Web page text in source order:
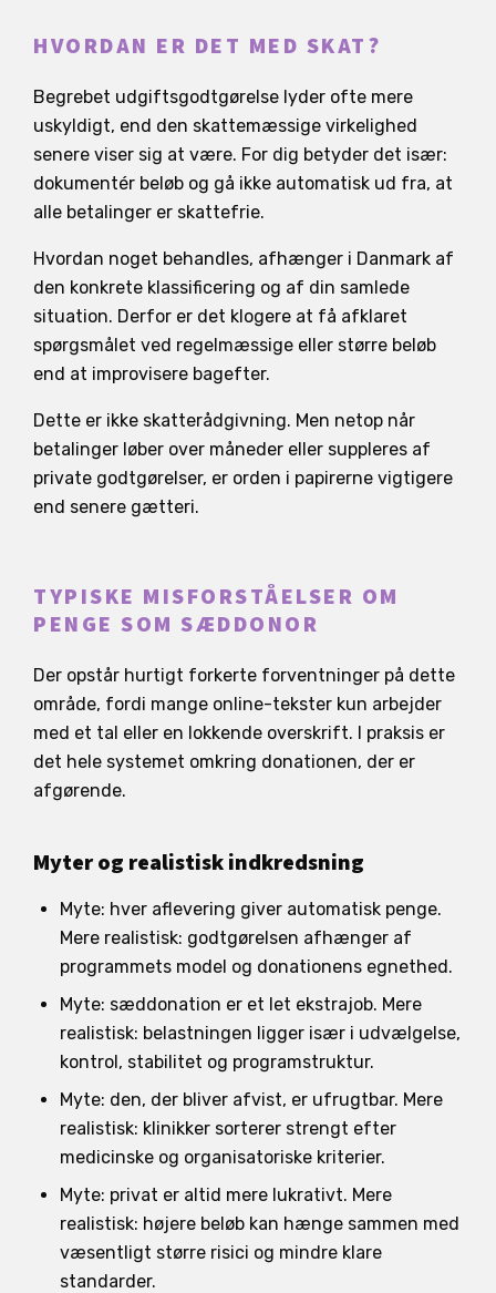
HVORDAN ER DET MED SKAT?
Begrebet udgiftsgodtgørelse lyder ofte mere
uskyldigt, end den skattemæssige virkelighed
senere viser sig at være. For dig betyder det især:
dokumentér beløb og gå ikke automatisk ud fra, at
alle betalinger er skattefrie.
Hvordan noget behandles, afhænger i Danmark af
den konkrete klassificering og af din samlede
situation. Derfor er det klogere at få afklaret
spørgsmålet ved regelmæssige eller større beløb
end at improvisere bagefter.
Dette er ikke skatterådgivning. Men netop når
betalinger løber over måneder eller suppleres af
private godtgørelser, er orden i papirerne vigtigere
end senere gætteri.
TYPISKE MISFORSTÅELSER OM
PENGE SOM SÆDDONOR
Der opstår hurtigt forkerte forventninger på dette
område, fordi mange online-tekster kun arbejder
med et tal eller en lokkende overskrift. I praksis er
det hele systemet omkring donationen, der er
afgørende.
Myter og realistisk indkredsning
Myte: hver aflevering giver automatisk penge.
Mere realistisk: godtgørelsen afhænger af
programmets model og donationens egnethed.
Myte: sæddonation er et let ekstrajob. Mere
realistisk: belastningen ligger især i udvælgelse,
kontrol, stabilitet og programstruktur.
Myte: den, der bliver afvist, er ufrugtbar. Mere
realistisk: klinikker sorterer strengt efter
medicinske og organisatoriske kriterier.
Myte: privat er altid mere lukrativt. Mere
realistisk: højere beløb kan hænge sammen med
væsentligt større risici og mindre klare
standarder.